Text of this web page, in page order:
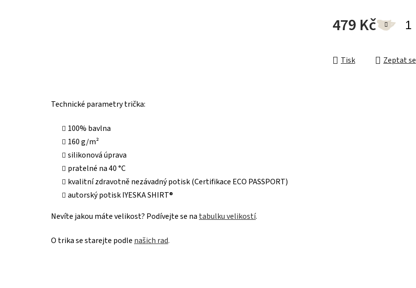
479 Kč
Tisk Zeptat se
Technické parametry trička:
100% bavlna
160 g/m²
silikonová úprava
pratelné na 40 °C
kvalitní zdravotně nezávadný potisk (Certifikace ECO PASSPORT)
autorský potisk IYESKA SHIRT®
Nevíte jakou máte velikost? Podívejte se na tabulku velikostí.
O trika se starejte podle našich rad.